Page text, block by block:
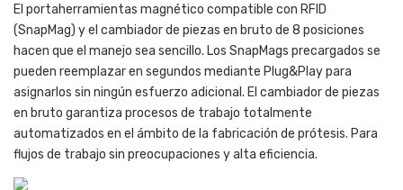
El portaherramientas magnético compatible con RFID
(SnapMag) y el cambiador de piezas en bruto de 8 posiciones
hacen que el manejo sea sencillo. Los SnapMags precargados se
pueden reemplazar en segundos mediante Plug&Play para
asignarlos sin ningún esfuerzo adicional. El cambiador de piezas
en bruto garantiza procesos de trabajo totalmente
automatizados en el ámbito de la fabricación de prótesis. Para
flujos de trabajo sin preocupaciones y alta eficiencia.